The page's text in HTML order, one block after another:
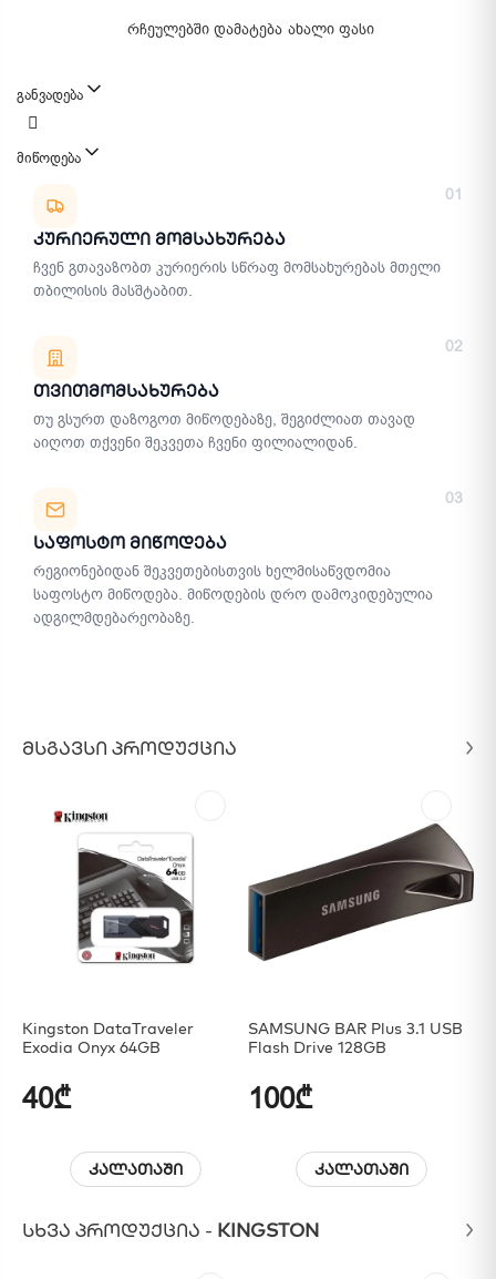
რჩეულებში დამატება ახალი ფასი
განვადება
მიწოდება
01
Კურიერული Მომსახურება
ჩვენ გთავაზობთ კურიერის სწრაფ მომსახურებას მთელი
თბილისის მასშტაბით.
02
Თვითმომსახურება
თუ გსურთ დაზოგოთ მიწოდებაზე, შეგიძლიათ თავად
აიღოთ თქვენი შეკვეთა ჩვენი ფილიალიდან.
03
Საფოსტო Მიწოდება
რეგიონებიდან შეკვეთებისთვის ხელმისაწვდომია
საფოსტო მიწოდება. მიწოდების დრო დამოკიდებულია
ადგილმდებარეობაზე.
ᲛᲡᲒᲐᲕᲡᲘ ᲞᲠᲝᲓᲣᲥᲪᲘᲐ
Kingston DataTraveler
Exodia Onyx 64GB
40₾
კალათაში
SAMSUNG BAR Plus 3.1 USB
Flash Drive 128GB
100₾
კალათაში
ᲡᲮᲕᲐ ᲞᲠᲝᲓᲣᲥᲪᲘᲐ - KINGSTON